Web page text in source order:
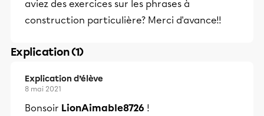
aviez des exercices sur les phrases à
construction particulière? Merci d'avance!!
Explication (1)
Explication d’élève
8 mai 2021
Bonsoir LionAimable8726 !